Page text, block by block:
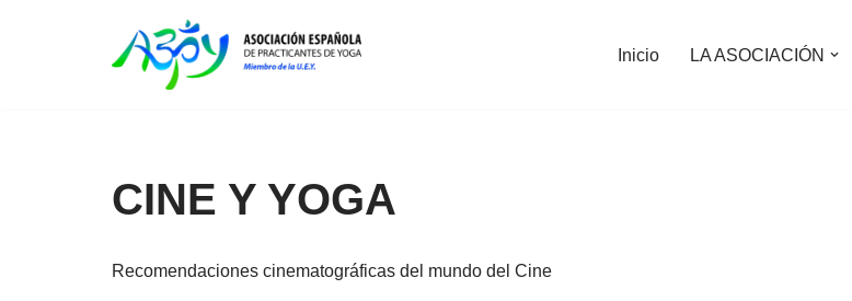
Inicio LA ASOCIACIÓN
CINE Y YOGA
Recomendaciones cinematográficas del mundo del Cine